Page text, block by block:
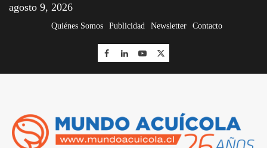
agosto 9, 2026
Quiénes Somos Publicidad Newsletter Contacto